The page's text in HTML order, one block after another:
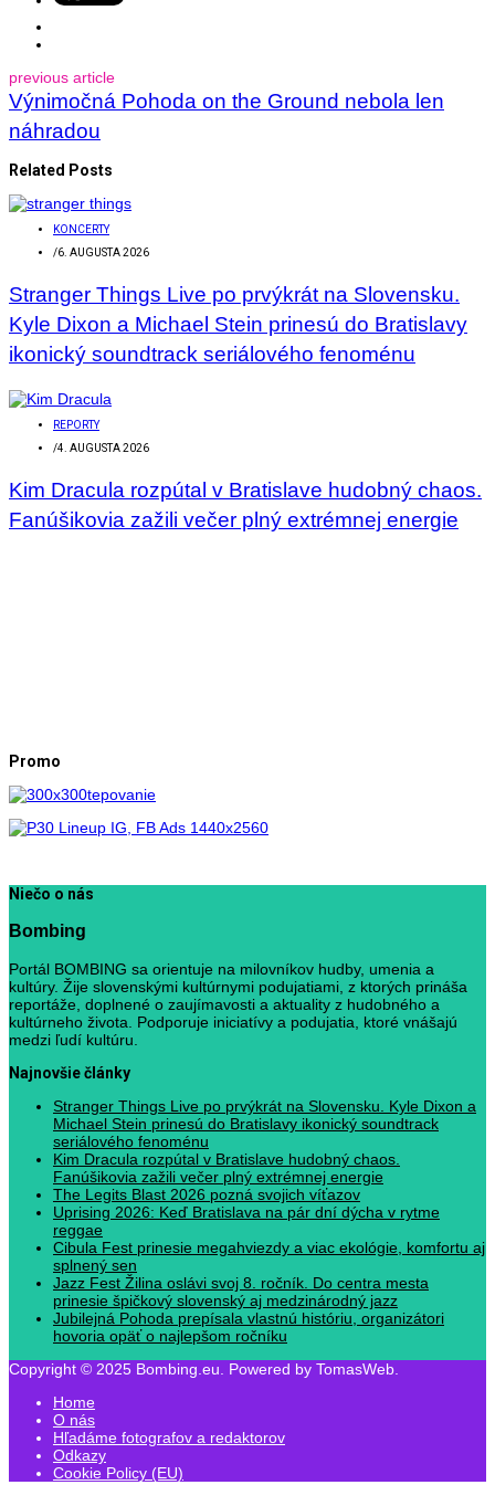
previous article
Výnimočná Pohoda on the Ground nebola len
náhradou
Related Posts
KONCERTY
/6. AUGUSTA 2026
Stranger Things Live po prvýkrát na Slovensku.
Kyle Dixon a Michael Stein prinesú do Bratislavy
ikonický soundtrack seriálového fenoménu
REPORTY
/4. AUGUSTA 2026
Kim Dracula rozpútal v Bratislave hudobný chaos.
Fanúšikovia zažili večer plný extrémnej energie
Promo
Niečo o nás
Bombing
Portál BOMBING sa orientuje na milovníkov hudby, umenia a
kultúry. Žije slovenskými kultúrnymi podujatiami, z ktorých prináša
reportáže, doplnené o zaujímavosti a aktuality z hudobného a
kultúrneho života. Podporuje iniciatívy a podujatia, ktoré vnášajú
medzi ľudí kultúru.
Najnovšie články
Stranger Things Live po prvýkrát na Slovensku. Kyle Dixon a
Michael Stein prinesú do Bratislavy ikonický soundtrack
seriálového fenoménu
Kim Dracula rozpútal v Bratislave hudobný chaos.
Fanúšikovia zažili večer plný extrémnej energie
The Legits Blast 2026 pozná svojich víťazov
Uprising 2026: Keď Bratislava na pár dní dýcha v rytme
reggae
Cibula Fest prinesie megahviezdy a viac ekológie, komfortu aj
splnený sen
Jazz Fest Žilina oslávi svoj 8. ročník. Do centra mesta
prinesie špičkový slovenský aj medzinárodný jazz
Jubilejná Pohoda prepísala vlastnú históriu, organizátori
hovoria opäť o najlepšom ročníku
Copyright © 2025 Bombing.eu. Powered by TomasWeb.
Home
O nás
Hľadáme fotografov a redaktorov
Odkazy
Cookie Policy (EU)